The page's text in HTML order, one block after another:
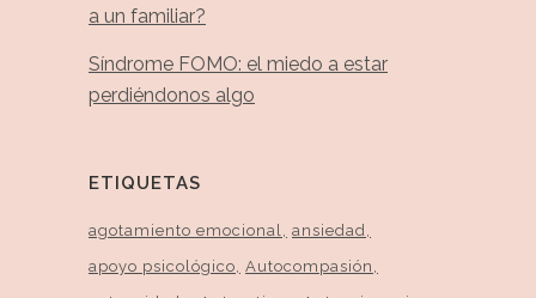
a un familiar?
Síndrome FOMO: el miedo a estar
perdiéndonos algo
ETIQUETAS
agotamiento emocional
ansiedad
apoyo psicológico Autocompasión